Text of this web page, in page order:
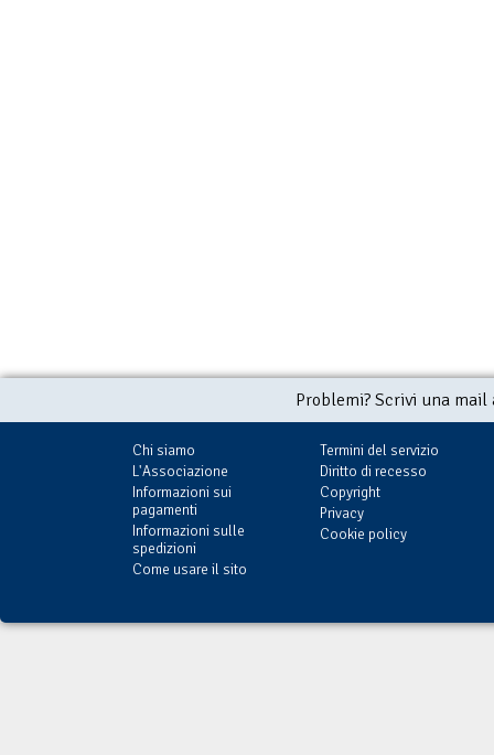
Problemi? Scrivi una
Chi siamo
L'Associazione
Informazioni sui
pagamenti
Informazioni sulle
spedizioni
Come usare il sito
Termini del servizio
Diritto di recesso
Copyright
Privacy
Cookie policy